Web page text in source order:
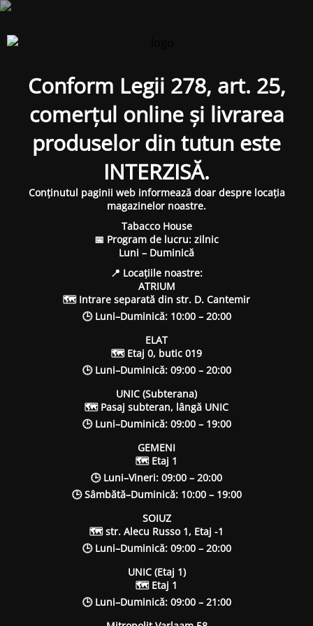
Conform Legii 278, art. 25,
comerțul online și livrarea
produselor din tutun este
INTERZISĂ.
Conținutul paginii web informează doar despre locația
magazinelor noastre.
Tabacco House
📅 Program de lucru: zilnic
Luni – Duminică
📍 Locațiile noastre:
ATRIUM
🗺 Intrare separată din str. D. Cantemir
🕒 Luni–Duminică: 10:00 – 20:00
ELAT
🗺 Etaj 0, butic 019
🕒 Luni–Duminică: 09:00 – 20:00
UNIC (Subterana)
🗺 Pasaj subteran, lângă UNIC
🕒 Luni–Duminică: 09:00 – 19:00
GEMENI
🗺 Etaj 1
🕒 Luni–Vineri: 09:00 – 20:00
🕒 Sâmbătă–Duminică: 10:00 – 19:00
SOIUZ
🗺 str. Alecu Russo 1, Etaj -1
🕒 Luni–Duminică: 09:00 – 20:00
UNIC (Etaj 1)
🗺 Etaj 1
🕒 Luni–Duminică: 09:00 – 21:00